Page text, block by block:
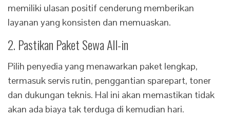
memiliki ulasan positif cenderung memberikan
layanan yang konsisten dan memuaskan.
2. Pastikan Paket Sewa All-in
Pilih penyedia yang menawarkan paket lengkap,
termasuk servis rutin, penggantian sparepart, toner
dan dukungan teknis. Hal ini akan memastikan tidak
akan ada biaya tak terduga di kemudian hari.